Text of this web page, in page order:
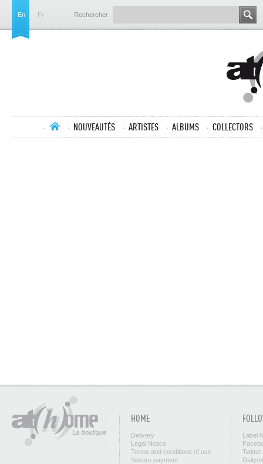
En Fr Rechercher
NOUVEAUTÉS ARTISTES ALBUMS COLLECTORS
HOME
Delivery
Legal Notice
Terms and conditions of use
Secure payment
Label
Twitter